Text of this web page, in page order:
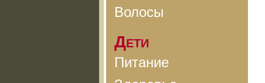
Волосы
Дети
Питание